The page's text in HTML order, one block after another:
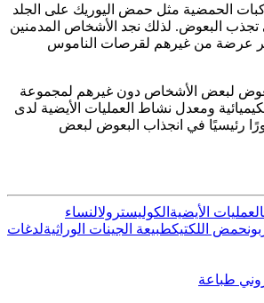
الحمضية مثل حمض اليوريك على الجلد
البعوض. لذلك نجد الأشخاص المدمنين
عرضة من غيرهم لقرصات الناموس
لبعض الأشخاص دون غيرهم لمجموعة
ومعدل نشاط العمليات الأيضية لدى
رئيسيًا في انجذاب البعوض لبعض
العمليات الأيضية الكوليسترولالنساء
حمض اللكتيكطبيعة الجينات الوراثيةلدغات
طباعة